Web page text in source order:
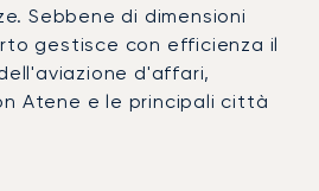
Sebbene di dimensioni
gestisce con efficienza il
d'affari,
Atene e le principali città